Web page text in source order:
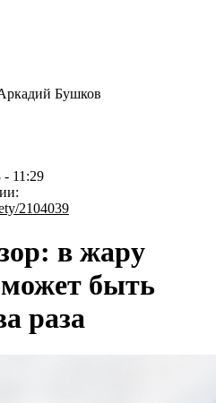
Бушков
- 11:29
2104039
в жару
быть
раза